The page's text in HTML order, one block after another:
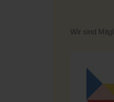
Wir sind